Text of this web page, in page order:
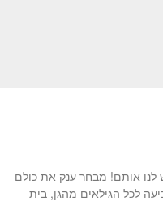
אותם! מבחר ענק את כולם
לכל הגילאים מהגן, בית